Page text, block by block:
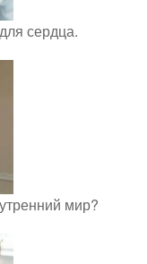
сердца.
мир?